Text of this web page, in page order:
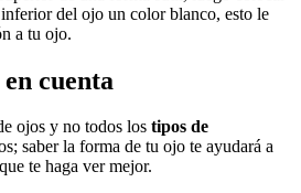
del ojo un color blanco, esto le
a tu ojo.
cuenta
ojos y no todos los tipos de
saber la forma de tu ojo te ayudará a
te haga ver mejor.